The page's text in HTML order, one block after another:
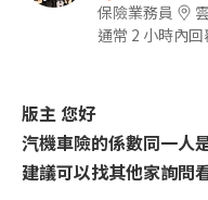
保險業務員
通常 2 小時內
版主 您好
汽機車險的係數同一人
建議可以找其他家詢問